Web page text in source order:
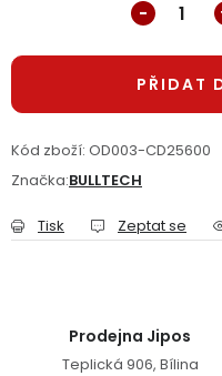
Reklamační formulář
Podmínky ochrany
PŘIDAT
Kód zboží: OD003-CD25600
Značka:BULLTECH
Tisk Zeptat se
Prodejna Jipos
Teplická 906, Bílina